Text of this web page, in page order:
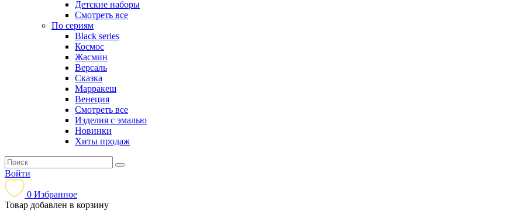
Детские наборы
Смотреть все
По сериям
Black series
Космос
Жасмин
Версаль
Сказка
Марракеш
Венеция
Смотреть все
Изделия с эмалью
Новинки
Хиты продаж
Войти
0 Избранное
Товар добавлен в корзину